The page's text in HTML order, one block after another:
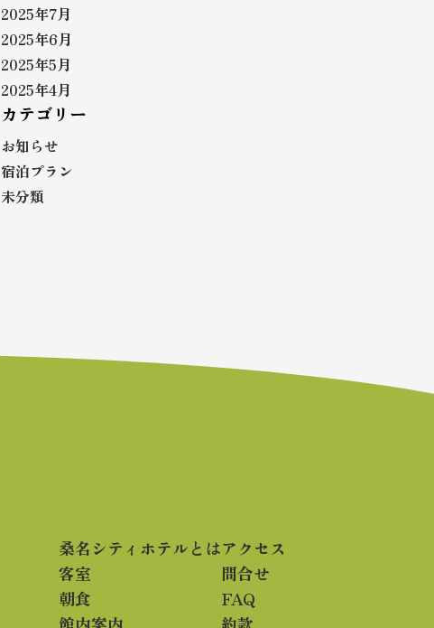
2025年7月
2025年6月
2025年5月
2025年4月
カテゴリー
お知らせ
宿泊プラン
未分類
桑名シティホテルとは
客室
朝食
アクセス
問合せ
FAQ